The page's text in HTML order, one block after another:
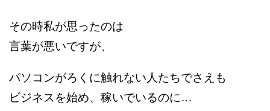
その時私が思ったのは
言葉が悪いですが、
パソコンがろくに触れない人たちでさえも
ビジネスを始め、稼いでいるのに…